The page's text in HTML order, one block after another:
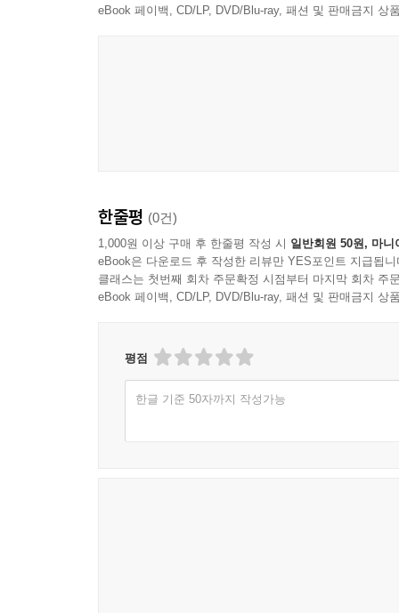
eBook 페이백, CD/LP, DVD/Blu-ray, 패션 및 판매금지 상
한줄평 (0건)
1,000원 이상 구매 후 한줄평 작성 시 일반회원 50원, 마니
eBook은 다운로드 후 작성한 리뷰만 YES포인트 지급됩니
클래스는 첫번째 회차 주문확정 시점부터 마지막 회차 주
eBook 페이백, CD/LP, DVD/Blu-ray, 패션 및 판매금지 상
평점
한글 기준 50자까지 작성가능